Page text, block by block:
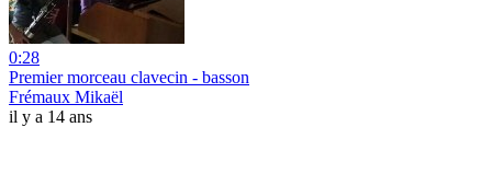
0:28
Premier morceau clavecin - basson
Frémaux Mikaël
il y a 14 ans